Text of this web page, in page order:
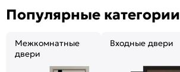
Популярные категории
Межкомнатные
двери
Входные двери